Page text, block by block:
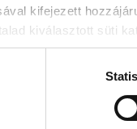
kifejezett
kiválasztott süti